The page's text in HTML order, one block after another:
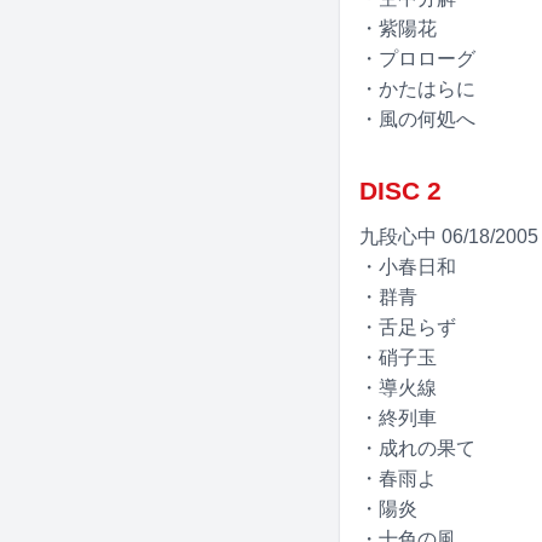
・紫陽花
・プロローグ
・かたはらに
・風の何処へ
DISC 2
九段心中 06/18/
・小春日和
・群青
・舌足らず
・硝子玉
・導火線
・終列車
・成れの果て
・春雨よ
・陽炎